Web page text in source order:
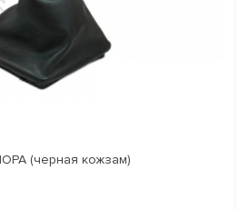
(черная кожзам)